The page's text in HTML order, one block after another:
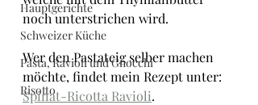
Hauptgerichte
Schweizer Küche
Pasta, Ravioli und Gnocchi
Risotto
noch unterstrichen wird.
Wer den Pastateig selber machen
möchte, findet mein Rezept unter:
Spinat-Ricotta Ravioli.